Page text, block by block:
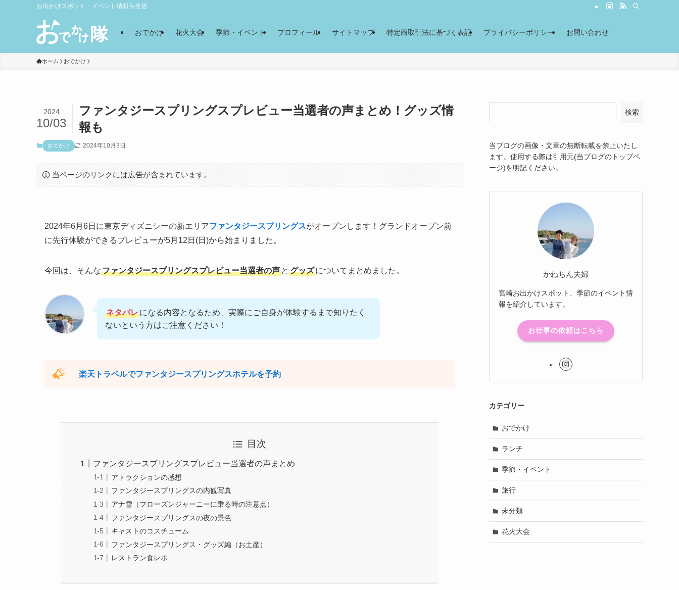
お出かけスポット・イベント情報を発信
おでかけ 花火大会 季節・イベント プロフィール サイトマップ 特定商取引法に基づく表記 プライバシーポリシー お問い合わせ
ホーム おでかけ
ファンタジースプリングスプレビュー当選者の声まとめ！グッズ情
報も
2024
10/03
おでかけ 2024年10月3日
当ページのリンクには広告が含まれています。
2024年6月6日に東京ディズニシーの新エリアファンタジースプリングスがオープンします！グランドオープン前
に先行体験ができるプレビューが5月12日(日)から始まりました。
今回は、そんなファンタジースプリングスプレビュー当選者の声 と グッズについてまとめました。
ネタバレになる内容となるため、実際にご自身が体験するまで知りたく
ないという方はご注意ください！
楽天トラベルでファンタジースプリングスホテルを予約
目次
ファンタジースプリングスプレビュー当選者の声まとめ
アトラクションの感想
ファンタジースプリングスの内観写真
アナ雪（フローズンジャーニーに乗る時の注意点）
ファンタジースプリングスの夜の景色
キャストのコスチューム
ファンタジースプリングス・グッズ編（お土産）
レストラン食レポ
検索
当ブログの画像・文章の無断転載を禁止いたし
ます。使用する際は引用元(当ブログのトップペ
ージ)を明記ください。
かねちん夫婦
宮崎お出かけスポット、季節のイベント情
報を紹介しています。
お仕事の依頼はこちら
カテゴリー
おでかけ
ランチ
季節・イベント
旅行
未分類
花火大会